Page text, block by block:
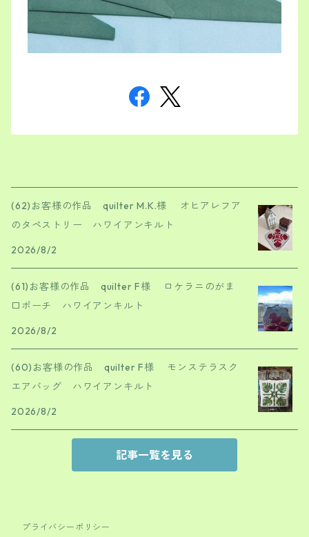
(62)お客様の作品 quilter M.K.様 オヒアレフア
のタペストリー ハワイアンキルト
2026/8/2
(61)お客様の作品 quilter F様 ロケラニのがま
口ポーチ ハワイアンキルト
2026/8/2
(60)お客様の作品 quilter F様 モンステラスク
エアバッグ ハワイアンキルト
2026/8/2
記事一覧を見る
プライバシーポリシー